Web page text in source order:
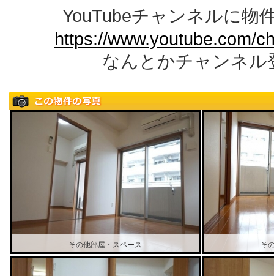
YouTubeチャンネルに物
https://www.youtube.com/
なんとかチャンネル
その他部屋・スペース そ